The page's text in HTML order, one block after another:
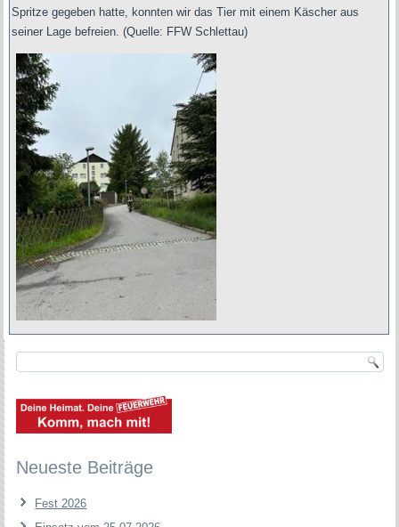
Spritze gegeben hatte, konnten wir das Tier mit einem Käscher aus
seiner Lage befreien.(Quelle: FFW Schlettau)
Neueste Beiträge
Fest 2026